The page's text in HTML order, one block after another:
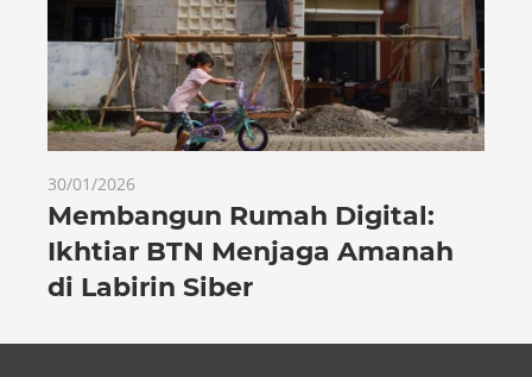
30/01/2026
Membangun Rumah Digital:
Ikhtiar BTN Menjaga Amanah
di Labirin Siber